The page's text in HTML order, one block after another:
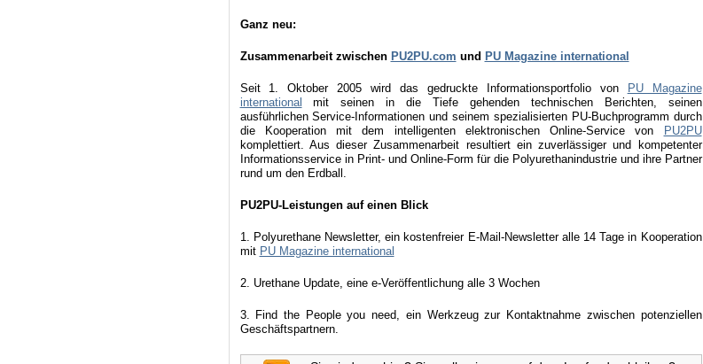
Ganz neu:
Zusammenarbeit zwischen PU2PU.com und PU Magazine international
Seit 1. Oktober 2005 wird das gedruckte Informationsportfolio von
PU Magazine
international mit seinen in die Tiefe gehenden technischen Berichten, seinen
ausführlichen Service-Informationen und seinem spezialisierten PU-Buchprogramm durch
die Kooperation mit dem intelligenten elektronischen Online-Service von
PU2PU
komplettiert. Aus dieser Zusammenarbeit resultiert ein zuverlässiger und kompetenter
Informationsservice in Print- und Online-Form für die Polyurethanindustrie und ihre Partner
rund um den Erdball.
PU2PU-Leistungen auf einen Blick
1. Polyurethane Newsletter, ein kostenfreier E-Mail-Newsletter alle 14 Tage in Kooperation
mit PU Magazine international
2. Urethane Update, eine e-Veröffentlichung alle 3 Wochen
3. Find the People you need, ein Werkzeug zur Kontaktnahme zwischen potenziellen
Geschäftspartnern.